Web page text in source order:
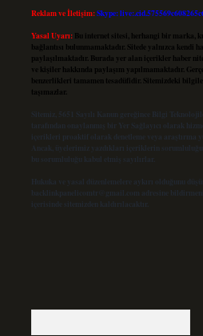
Reklam ve İletişim:Skype:
Yasal Uyarı: Bu internet sitesi, herhangi bir marka,
bağlantısı bulunmamaktadır. Sitede yalnızca kendi
paylaşılmaktadır. Burada yer alan içerikler haber
ve kişiler hakkında paylaşım yapılmamaktadır.
benzerlikleri tamamen tesadüfidir. Sitemizdeki
taşımazlar.
Sitemiz, 5651 Sayılı Kanun gereğince Bilgi
tarafından onaylanmış bir Yer Sağlayıcı olarak
içerikleri proaktif olarak denetleme veya araştırma
Ancak, üyelerimiz yazdıkları içeriklerin
bu sorumluluğu kabul etmiş sayılırlar.
Hukuka ve yasal düzenlemelere aykırı olduğunu
backlinkpanelicomtr@gmail.com adresine
içerisinde sitemizden kaldırılacaktır.